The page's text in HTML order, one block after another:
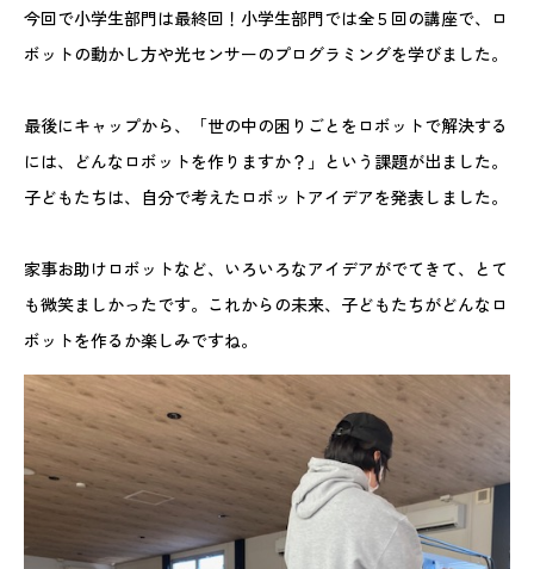
今回で小学生部門は最終回！小学生部門では全５回の講座で、ロ
ボットの動かし方や光センサーのプログラミングを学びました。
最後にキャップから、「世の中の困りごとをロボットで解決する
には、どんなロボットを作りますか？」という課題が出ました。
子どもたちは、自分で考えたロボットアイデアを発表しました。
家事お助けロボットなど、いろいろなアイデアがでてきて、とて
も微笑ましかったです。これからの未来、子どもたちがどんなロ
ボットを作るか楽しみですね。